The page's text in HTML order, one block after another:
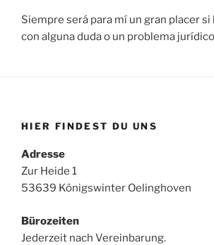
Siempre será para mí un gran placer
con alguna duda o un problema
HIER FINDEST DU UNS
Adresse
Zur Heide 1
53639 Königswinter Oelinghoven
Bürozeiten
Jederzeit nach Vereinbarung.